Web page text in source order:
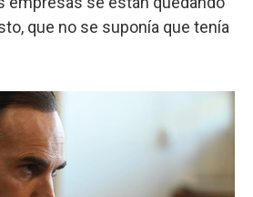
que no se suponía que tenía